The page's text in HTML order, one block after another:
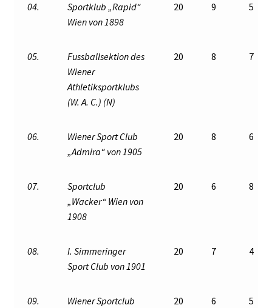
04.
Sportklub „Rapid“
Wien von 1898
20 9 5
05.
Fussballsektion des
Wiener
Athletiksportklubs
(W. A. C.) (N)
20 8 7
06.
Wiener Sport Club
„Admira“ von 1905
20 8 6
07.
Sportclub
„Wacker“ Wien von
1908
20 6 8
08.
I. Simmeringer
Sport Club von 1901
20 7 4
09.
Wiener Sportclub
20 6 5